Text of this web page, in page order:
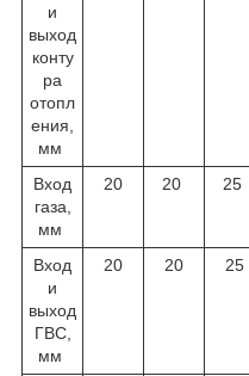
и
выход
конту
ра
отопл
ения,
мм
Вход
газа,
мм
20 20 25
Вход
и
выход
ГВС,
мм
20 20 25